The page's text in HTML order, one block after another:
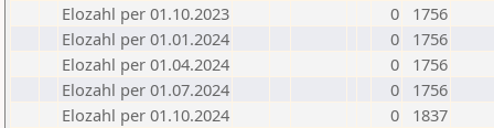
Elozahl per 01.10.2023
0
1756
Elozahl per 01.01.2024
0
1756
Elozahl per 01.04.2024
0
1756
Elozahl per 01.07.2024
0
1756
Elozahl per 01.10.2024
0
1837